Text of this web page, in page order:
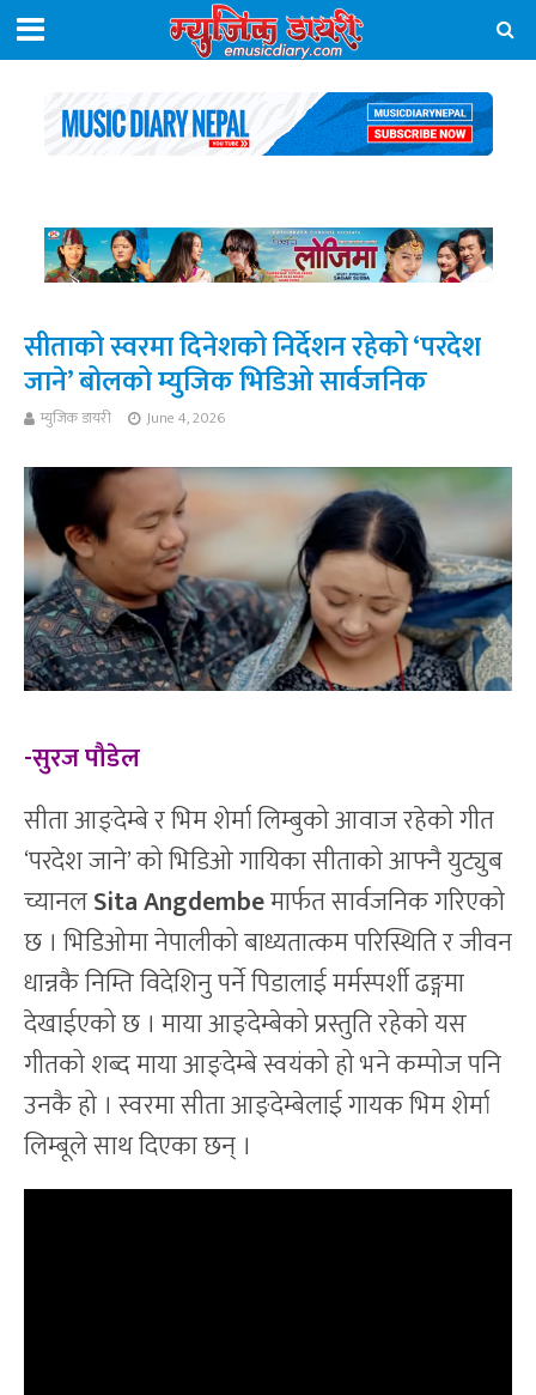
सीताको स्वरमा दिनेशको निर्देशन रहेको ‘परदेश
जाने’ बोलको म्युजिक भिडिओ सार्वजनिक
म्युजिक डायरी June 4, 2026
-सुरज पौडेल
सीता आङ्देम्बे र भिम शेर्मा लिम्बुको आवाज रहेको गीत
‘परदेश जाने’ को भिडिओ गायिका सीताको आफ्नै युट्युब
च्यानलSita Angdembeमार्फत सार्वजनिक गरिएको
छ । भिडिओमा नेपालीको बाध्यतात्कम परिस्थिति र जीवन
धान्नकै निम्ति विदेशिनु पर्ने पिडालाई मर्मस्पर्शी ढङ्गमा
देखाईएको छ । माया आङ्देम्बेको प्रस्तुति रहेको यस
गीतको शब्द माया आङ्देम्बे स्वयंको हो भने कम्पोज पनि
उनकै हो । स्वरमा सीता आङ्देम्बेलाई गायक भिम शेर्मा
लिम्बूले साथ दिएका छन् ।